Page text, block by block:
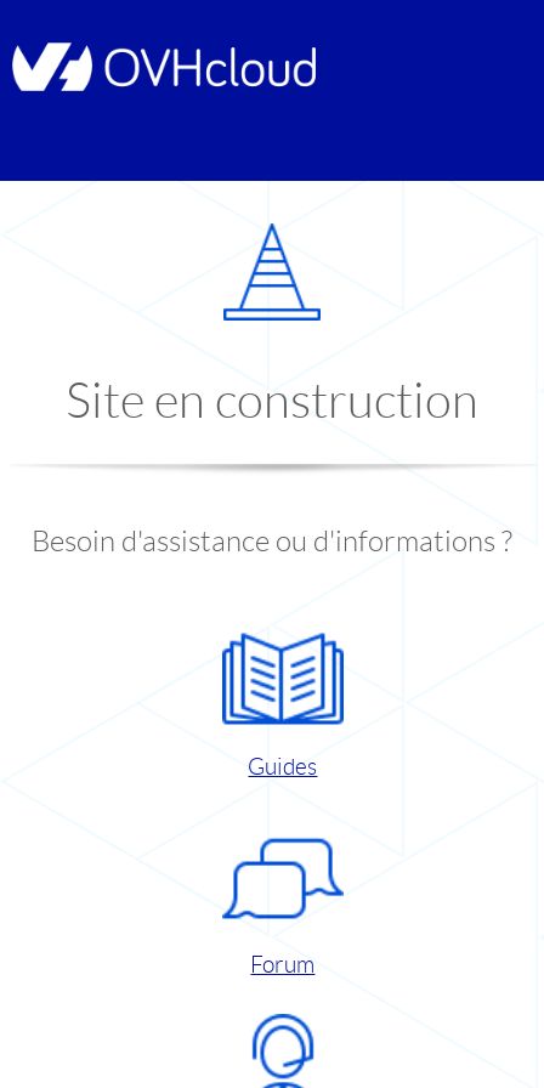
Site en construction
Besoin d'assistance ou d'informations ?
Guides
Forum